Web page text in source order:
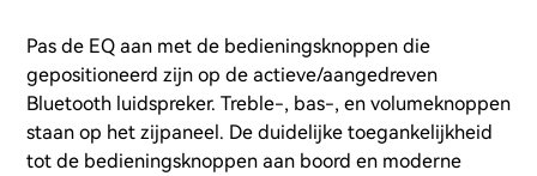
Pas de EQ aan met de bedieningsknoppen die
gepositioneerd zijn op de actieve/aangedreven
Bluetooth luidspreker. Treble-, bas-, en volumeknoppen
staan op het zijpaneel. De duidelijke toegankelijkheid
tot de bedieningsknoppen aan boord en moderne